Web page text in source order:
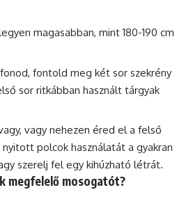
magasabban, mint 180-190 cm
fontold meg két sor szekrény
sor ritkábban használt tárgyak
vagy nehezen éred el a felső
polcok használatát a gyakran
szerelj fel egy kihúzható létrát.
megfelelő mosogatót?